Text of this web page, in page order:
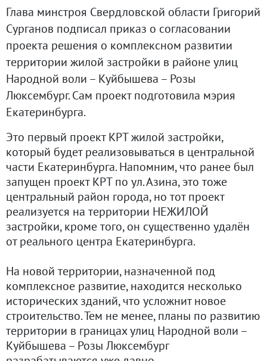
Глава минстроя Свердловской области Григорий
Сурганов подписал приказ о согласовании
проекта решения о комплексном развитии
территории жилой застройки в районе улиц
Народной воли – Куйбышева – Розы
Люксембург. Сам проект подготовила мэрия
Екатеринбурга.
Это первый проект КРТ жилой застройки,
который будет реализовываться в центральной
части Екатеринбурга. Напомним, что ранее был
запущен проект КРТ по ул. Азина, это тоже
центральный район города, но тот проект
реализуется на территории НЕЖИЛОЙ
застройки, кроме того, он существенно удалён
от реального центра Екатеринбурга.
На новой территории, назначенной под
комплексное развитие, находится несколько
исторических зданий, что усложнит новое
строительство. Тем не менее, планы по развитию
территории в границах улиц Народной воли –
Куйбышева – Розы Люксембург